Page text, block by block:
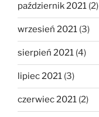
październik 2021 (2)
wrzesień 2021 (3)
sierpień 2021 (4)
lipiec 2021 (3)
czerwiec 2021 (2)